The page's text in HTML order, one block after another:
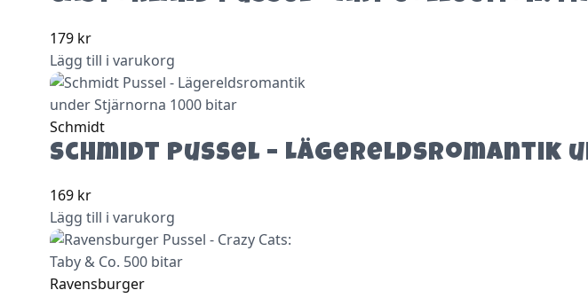
179 kr
Lägg till i varukorg
Schmidt
Schmidt Pussel – Lägereldsromantik
169 kr
Lägg till i varukorg
Ravensburger